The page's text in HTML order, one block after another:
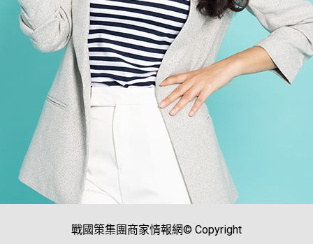
戰國策集團商家情報網© Copyright